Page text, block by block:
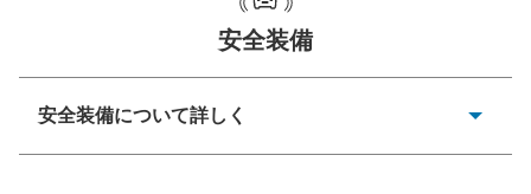
スター、ハイエースワゴン、デリ
安全装備
安全装備について詳しく